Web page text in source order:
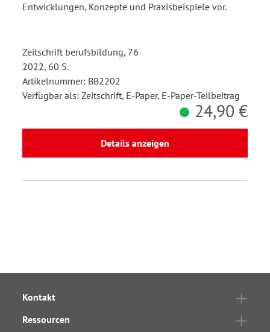
Entwicklungen, Konzepte und Praxisbeispiele vor.
Zeitschrift berufsbildung, 76
2022, 60 S.
Artikelnummer: BB2202
Verfügbar als: Zeitschrift, E-Paper, E-Paper-Teilbeitrag
24,90 €
Details anzeigen
Kontakt
Ressourcen